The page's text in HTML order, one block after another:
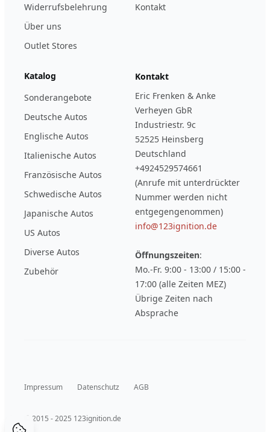
Widerrufsbelehrung
Über uns
Outlet Stores
Kontakt
Katalog
Sonderangebote
Deutsche Autos
Englische Autos
Italienische Autos
Französische Autos
Schwedische Autos
Japanische Autos
US Autos
Diverse Autos
Zubehör
Kontakt
Eric Frenken & Anke
Verheyen GbR
Industriestr. 9c
52525 Heinsberg
Deutschland
+4924529574661
(Anrufe mit unterdrückter
Nummer werden nicht
entgegengenommen)
info@123ignition.de
Öffnungszeiten:
Mo.-Fr. 9:00 - 13:00 / 15:00 -
17:00 (alle Zeiten MEZ)
Übrige Zeiten nach
Absprache
Impressum Datenschutz AGB
© 2015 - 2025 123ignition.de